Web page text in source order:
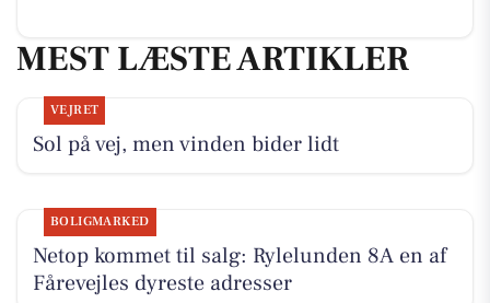
MEST LÆSTE ARTIKLER
VEJRET
Sol på vej, men vinden bider lidt
BOLIGMARKED
Netop kommet til salg: Rylelunden 8A en af
Fårevejles dyreste adresser